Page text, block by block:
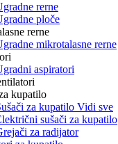
rerne
ploče
rerne
mikrotalasne rerne
aspiratori
kupatilo
za kupatilo Vidi sve
sušači za kupatilo
za radijator